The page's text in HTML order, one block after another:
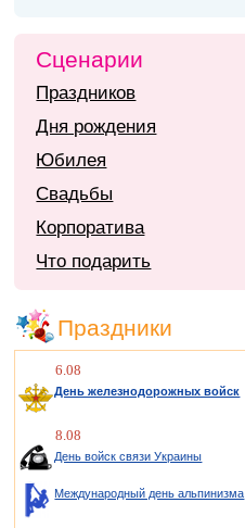
Сценарии
Праздников
Дня рождения
Юбилея
Свадьбы
Корпоратива
Что подарить
Праздники
6.08
День железнодорожных войск
8.08
День войск связи Украины
Международный день альпинизма